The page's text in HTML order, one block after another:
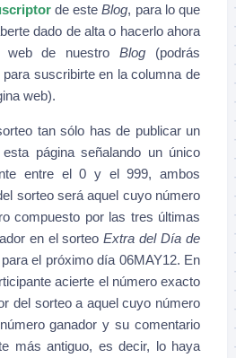
de esteBlog, para lo que
dado de alta o hacerlo ahora
web de nuestroBlog (podrás
suscribirte en la columna de
web).
tan sólo has de publicar un
página señalando un único
entre el 0 y el 999, ambos
sorteo será aquel cuyo número
compuesto por las tres últimas
en el sorteoExtra del Día de
para el próximo día 06MAY12. En
acierte el número exacto
del sorteo a aquel cuyo número
ganador y su comentario
más antiguo, es decir, lo haya